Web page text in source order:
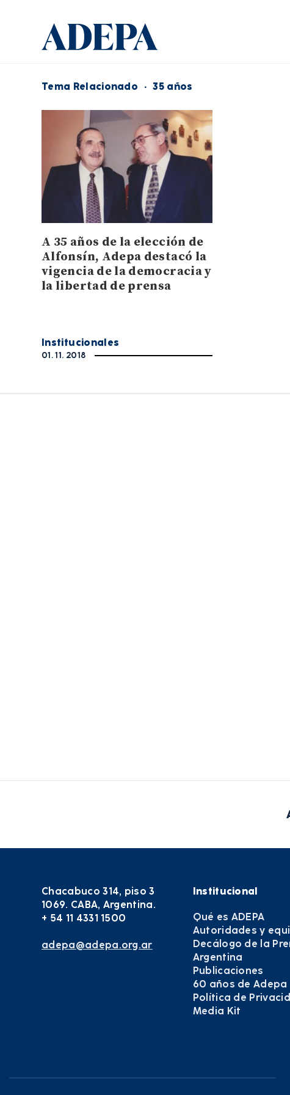
Tema Relacionado · 35 años
A 35 años de la elección de
Alfonsín, Adepa destacó la
vigencia de la democracia y
la libertad de prensa
Institucionales
01. 11. 2018
Chacabuco 314, piso 3
1069. CABA, Argentina.
+ 54 11 4331 1500
adepa@adepa.org.ar
Institucional
Qué es ADEPA
Autoridades y
Decálogo de la
Argentina
Publicaciones
60 años de Adepa
Política de
Media Kit